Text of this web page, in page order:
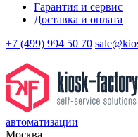
Гарантия и сервис
Доставка и оплата
+7 (499) 994 50 70
автоматизации
Москва